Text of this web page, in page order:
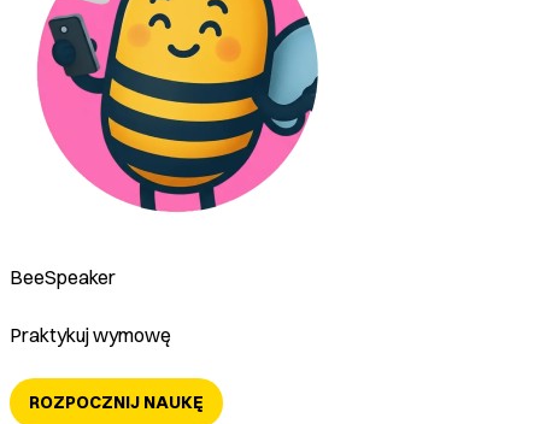
BeeSpeaker
Praktykuj wymowę
ROZPOCZNIJ NAUKĘ